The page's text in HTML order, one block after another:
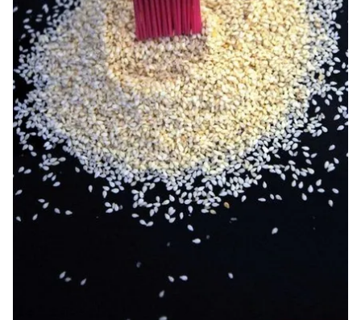
verileriniz işlenmekte olup gerekli olan çerezler bilgi
toplumu hizmetlerinin sunulması amacıyla
kullanılmaktadır. Diğer çerezler, sitemizin daha işlevsel
kılınması ve kişiselleştirilmesi ve sizlere yönelik
reklam/pazarlama faaliyetlerinin yapılması, amaçlarıyla
sınırlı olarak açık rızanız dahilinde kullanılacaktır.
Çerezlere ilişkin tercihlerinizi aşağıda yer alan panel
vasıtasıyla belirleyebilirsiniz. Çerezlere ilişkin detaylı bilgi
için Ayarlar butonuna tıklayabilir,Çerez Bilgilendirme
Metnimizi ziyaret edebilirsiniz.
hazırlanmış Aydınlatma Metnimizi okumak ve sitemizde
ilgili mevzuata uygun olarak kullanılan çerezlerle ilgili bilgi